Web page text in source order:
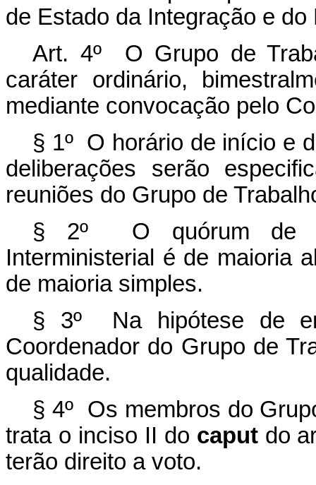
de Estado da Integração e
Art. 4º O Grupo de
caráter ordinário,
mediante convocação pelo
§ 1º O horário de início e
deliberações serão
reuniões do Grupo de
§ 2º O quórum de
Interministerial é de maioria
de maioria simples.
§ 3º Na hipótese de
Coordenador do Grupo de
qualidade.
§ 4º Os membros do
trata o inciso II do caputdo
terão direito a voto.